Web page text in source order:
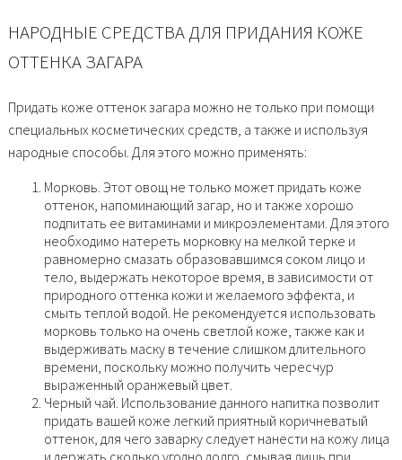
НАРОДНЫЕ СРЕДСТВА ДЛЯ ПРИДАНИЯ КОЖЕ
ОТТЕНКА ЗАГАРА
Придать коже оттенок загара можно не только при помощи
специальных косметических средств, а также и используя
народные способы. Для этого можно применять:
Морковь. Этот овощ не только может придать коже
оттенок, напоминающий загар, но и также хорошо
подпитать ее витаминами и микроэлементами. Для этого
необходимо натереть морковку на мелкой терке и
равномерно смазать образовавшимся соком лицо и
тело, выдержать некоторое время, в зависимости от
природного оттенка кожи и желаемого эффекта, и
смыть теплой водой. Не рекомендуется использовать
морковь только на очень светлой коже, также как и
выдерживать маску в течение слишком длительного
времени, поскольку можно получить чересчур
выраженный оранжевый цвет.
Черный чай. Использование данного напитка позволит
придать вашей коже легкий приятный коричневатый
оттенок, для чего заварку следует нанести на кожу лица
и держать сколько угодно долго, смывая лишь при